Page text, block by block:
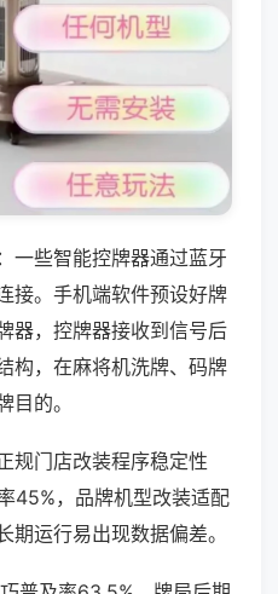
一些智能控牌器通过蓝牙
接。手机端软件预设好牌
器，控牌器接收到信号后
构，在麻将机洗牌、码牌
的。
规门店改装程序稳定性
45%，品牌机型改装适配
运行易出现数据偏差。